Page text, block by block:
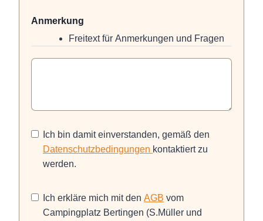
Anmerkung
Freitext für Anmerkungen und Fragen
Ich bin damit einverstanden, gemäß den
Datenschutzbedingungen kontaktiert zu
werden.
Ich erkläre mich mit den AGB vom
Campingplatz Bertingen (S.Müller und